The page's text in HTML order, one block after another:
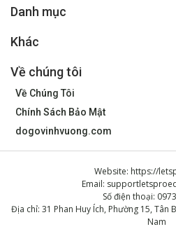
Danh mục
Khác
Về chúng tôi
Về Chúng Tôi
Chính Sách Bảo Mật
dogovinhvuong.com
Website: https://
Email:
Số điện thoại:
Địa chỉ: 31 Phan Huy Ích, Phường 15, Tân
Nam